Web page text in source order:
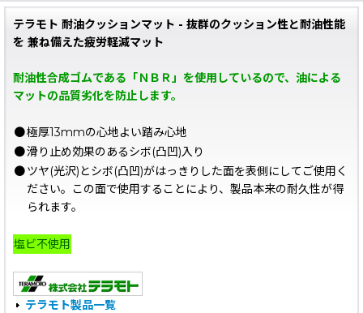
テラモト 耐油クッションマット - 抜群のクッション性と耐油性能
を 兼ね備えた疲労軽減マット
耐油性合成ゴムである「ＮＢＲ」を使用しているので、油による
マットの品質劣化を防止します。
●極厚13mmの心地よい踏み心地
●滑り止め効果のあるシボ(凸凹)入り
●ツヤ(光沢)とシボ(凸凹)がはっきりした面を表側にしてご使用く
ださい。この面で使用することにより、製品本来の耐久性が得
られます。
塩ビ不使用
テラモト製品一覧